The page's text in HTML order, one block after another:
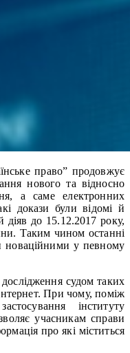
право” продовжує
нового та відносно
а саме електронних
докази були відомі й
до 15.12.2017 року,
Таким чином останні
новаційними у певному
судом таких
При чому, поміж
інституту
учасникам справи
про які міститься